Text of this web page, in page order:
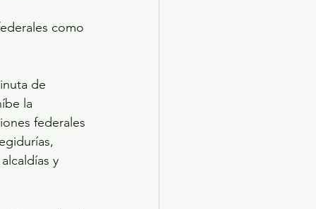
como
de
la
federales
y